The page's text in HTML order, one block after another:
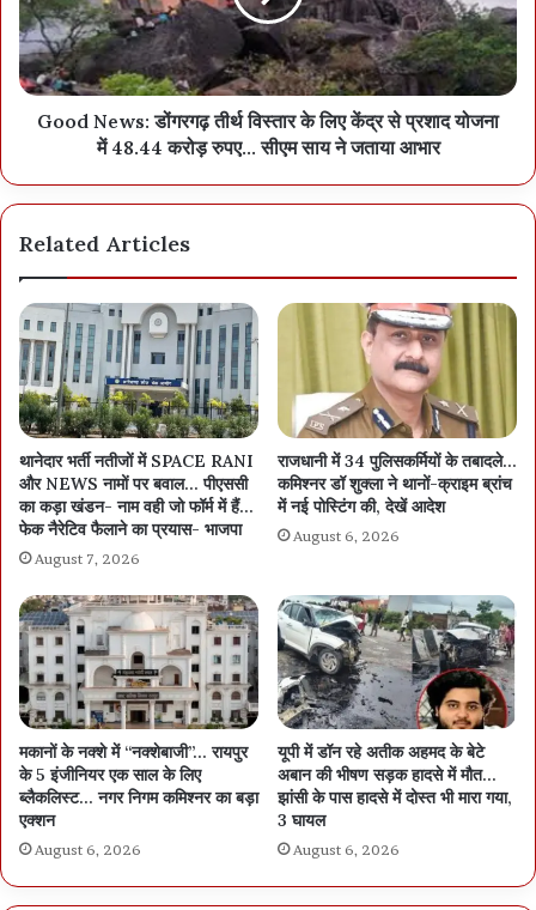
देखिए राजस्व विभाग से जारी किया आदेश
Good News: डोंगरगढ़ तीर्थ विस्तार के लिए केंद्र से प्रशाद योजना
में 48.44 करोड़ रुपए... सीएम साय ने जताया आभार
Related Articles
थानेदार भर्ती नतीजों में SPACE RANI
और NEWS नामों पर बवाल… पीएससी
का कड़ा खंडन- नाम वही जो फॉर्म में हैं…
फेक नैरेटिव फैलाने का प्रयास- भाजपा
August 7, 2026
राजधानी में 34 पुलिसकर्मियों के तबादले…
कमिश्नर डॉ शुक्ला ने थानों-क्राइम ब्रांच
में नई पोस्टिंग की, देखें आदेश
August 6, 2026
मकानों के नक्शे में “नक्शेबाजी”… रायपुर
के 5 इंजीनियर एक साल के लिए
ब्लैकलिस्ट… नगर निगम कमिश्नर का बड़ा
एक्शन
August 6, 2026
यूपी में डॉन रहे अतीक अहमद के बेटे
अबान की भीषण सड़क हादसे में मौत…
झांसी के पास हादसे में दोस्त भी मारा गया,
3 घायल
August 6, 2026